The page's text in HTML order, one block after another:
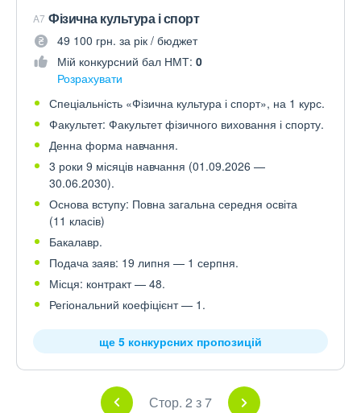
A7 Фізична культура і спорт
49 100 грн. за рік / бюджет
Мій конкурсний бал НМТ: 0
Розрахувати
Спеціальність «Фізична культура і спорт», на 1 курс.
Факультет: Факультет фізичного виховання і спорту.
Денна форма навчання.
3 роки 9 місяців навчання (01.09.2026 —
30.06.2030).
Основа вступу: Повна загальна середня освіта
(11 класів)
Бакалавр.
Подача заяв: 19 липня — 1 серпня.
Місця: контракт — 48.
Регіональний коефіцієнт — 1.
ще 5 конкурсних пропозицій
Стор. 2 з 7